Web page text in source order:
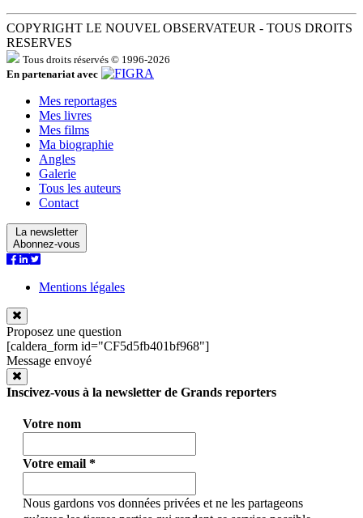
COPYRIGHT LE NOUVEL OBSERVATEUR - TOUS DROITS
RESERVES
Tous droits réservés © 1996-2026
En partenariat avec
Mes reportages
Mes livres
Mes films
Ma biographie
Angles
Galerie
Tous les auteurs
Contact
La newsletter
Abonnez-vous
Mentions légales
Proposez une question
[caldera_form id="CF5d5fb401bf968"]
Message envoyé
Inscivez-vous à la newsletter de Grands reporters
Votre nom
Votre email *
Nous gardons vos données privées et ne les partageons